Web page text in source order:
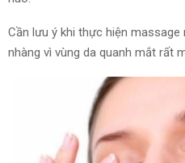
Cần lưu ý khi thực hiện
nhàng vì vùng da quanh mắt rất